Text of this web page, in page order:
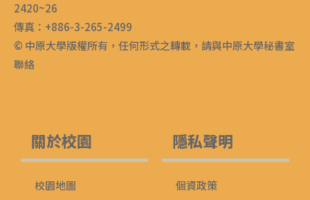
2420~26
傳真：+886-3-265-2499
© 中原大學版權所有，任何形式之轉載，請與中原大學秘書室
聯絡
關於校園
校園地圖
隱私聲明
個資政策